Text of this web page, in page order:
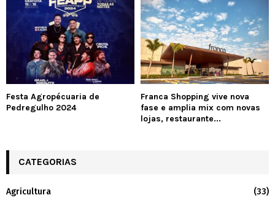
Festa Agropécuaria de
Pedregulho 2024
Franca Shopping vive nova
fase e amplia mix com novas
lojas, restaurante...
CATEGORIAS
Agricultura
(33)